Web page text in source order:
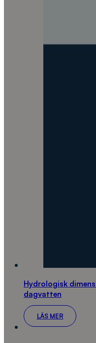
Hydrologisk
dagvatten
LÄS MER